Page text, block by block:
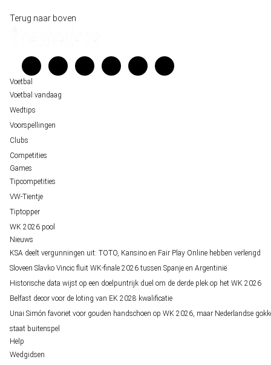
Belfast decor voor de loting van EK 2028 kwalificatie
Wedgidsen
Verantwoord wedden
Over ons
Terug naar boven
Voetbal
Voetbal vandaag
Wedtips
Voorspellingen
Clubs
Competities
Games
Tipcompetities
VW-Tientje
Tiptopper
WK 2026 pool
Nieuws
KSA deelt vergunningen uit: TOTO, Kansino en Fair Play Online hebben verlengd
Sloveen Slavko Vincic fluit WK-finale 2026 tussen Spanje en Argentinië
Historische data wijst op een doelpuntrijk duel om de derde plek op het WK 2026
Belfast decor voor de loting van EK 2028 kwalificatie
Unai Simón favoriet voor gouden handschoen op WK 2026, maar Nederlandse
staat buitenspel
Help
Wedgidsen